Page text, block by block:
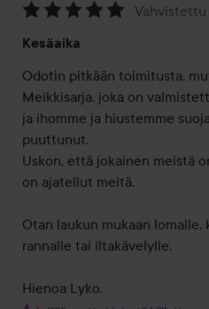
5
/
5
Vahvistettu
Kesäaika
Odotin pitkään toimitusta,
Meikkisarja, joka on
ja ihomme ja hiustemme
puuttunut.
Uskon, että jokainen meistä
on ajatellut meitä.
Otan laukun mukaan
rannalle tai iltakävelylle.
Hienoa Lyko.